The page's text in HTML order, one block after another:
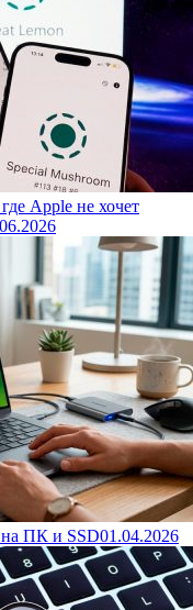
Apple не хочет
на ПК и SSD01.04.2026